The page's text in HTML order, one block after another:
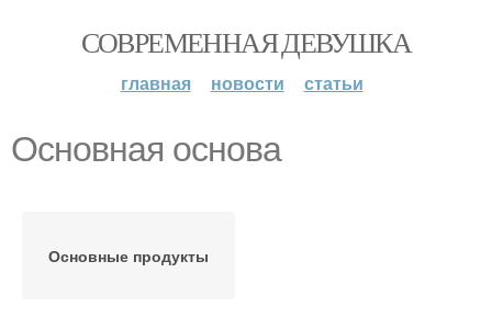
СОВРЕМЕННАЯ ДЕВУШКА
главная новости статьи
Основная основа
Основные продукты